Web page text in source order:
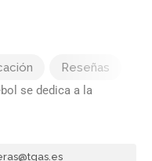
Reseñas
se dedica a la